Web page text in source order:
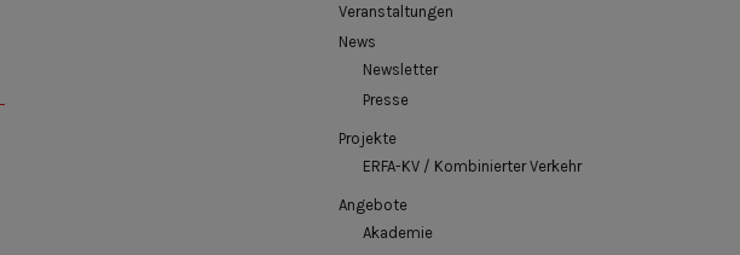
Veranstaltungen
News
Newsletter
Presse
Projekte
ERFA-KV / Kombinierter Verkehr
Angebote
Akademie